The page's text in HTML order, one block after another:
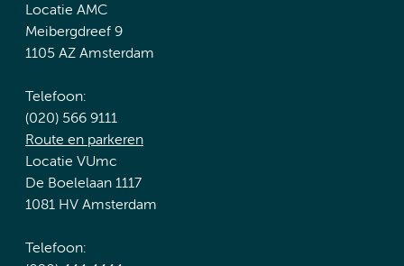
Locatie AMC
Meibergdreef 9
1105 AZ Amsterdam
Telefoon:
(020) 566 9111
Route en parkeren
Locatie VUmc
De Boelelaan 1117
1081 HV Amsterdam
Telefoon: